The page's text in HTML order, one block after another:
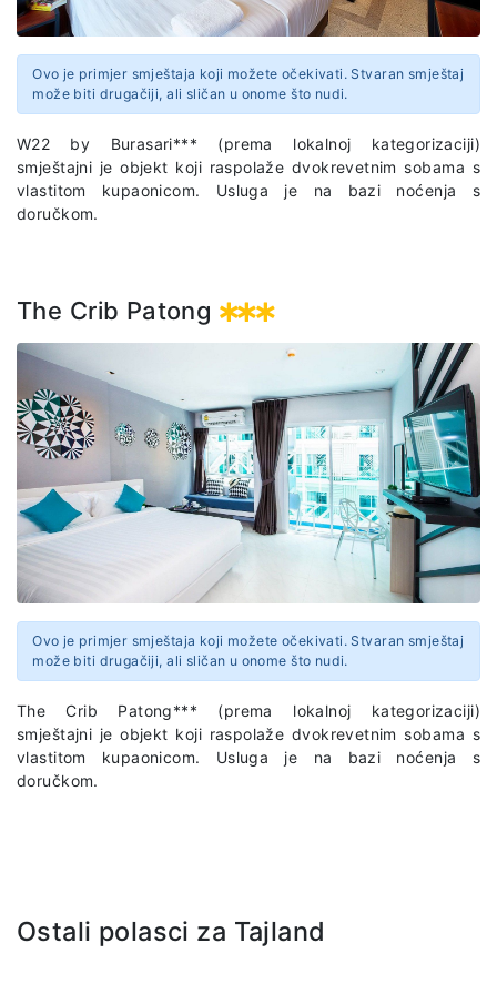
Ovo je primjer smještaja koji možete očekivati. Stvaran smještaj
može biti drugačiji, ali sličan u onome što nudi.
W22 by Burasari*** (prema lokalnoj kategorizaciji)
smještajni je objekt koji raspolaže dvokrevetnim sobama s
vlastitom kupaonicom. Usluga je na bazi noćenja s
doručkom.
The Crib Patong
Ovo je primjer smještaja koji možete očekivati. Stvaran smještaj
može biti drugačiji, ali sličan u onome što nudi.
The Crib Patong*** (prema lokalnoj kategorizaciji)
smještajni je objekt koji raspolaže dvokrevetnim sobama s
vlastitom kupaonicom. Usluga je na bazi noćenja s
doručkom.
Ostali polasci za Tajland